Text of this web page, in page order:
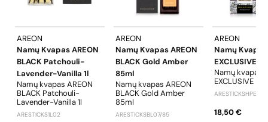
AREON
Namų Kvapas AREON
BLACK Patchouli-
Lavender-Vanilla 1l
Namų kvapas AREON
BLACK Patchouli-
Lavender-Vanilla 1l
ARESTICKS1L02
AREON
Namų Kvapas AREON
BLACK Gold Amber
85ml
Namų kvapas AREON
BLACK Gold Amber
85ml
ARESTICKSBL07/85
AREON
Namų Kvapas
EXCLUSIVE
Namų kvapas
EXCLUSIVE
ARESTICKSHPE03
18,50 €